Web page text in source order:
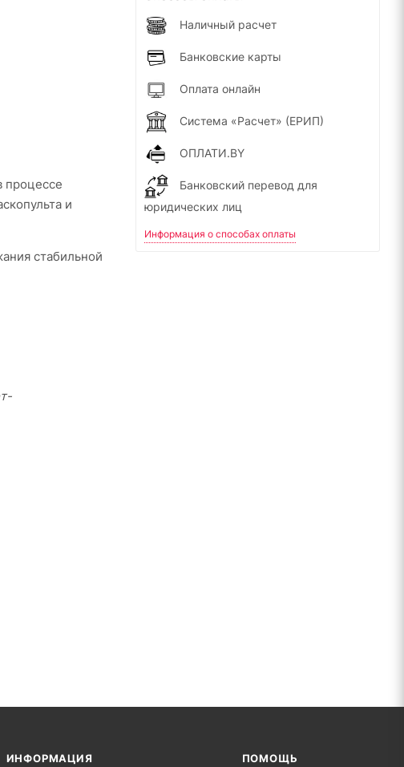
процессе
и
стабильной
Наличный расчет
Банковские карты
Оплата онлайн
Система «Расчет» (ЕРИП)
ОПЛАТИ.BY
Банковский перевод для
юридических лиц
Информация о способах оплаты
ИНФОРМАЦИЯ ПОМОЩЬ